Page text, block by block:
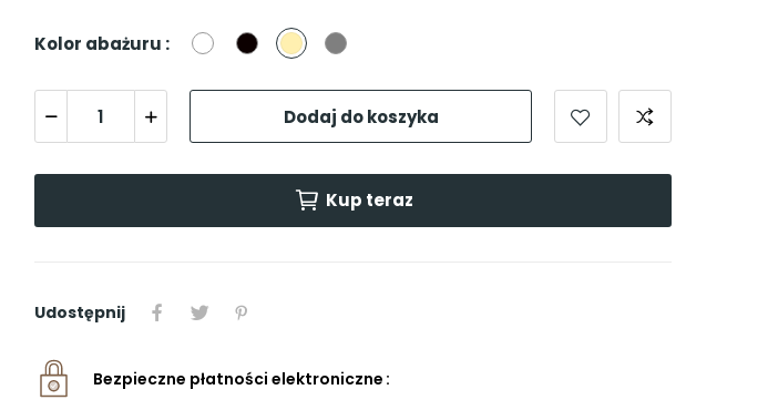
Kolor abażuru : Biały CzarnyBeżowySzary
Dodaj do koszyka
Kup teraz
Udostępnij
Bezpieczne płatności elektroniczne